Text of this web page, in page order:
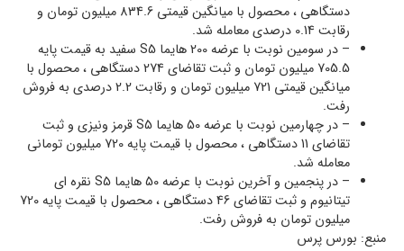
دستگاهی ، محصول با میانگین قیمتی 834.6 میلیون تومان و
رقابت 0.14 درصدی معامله شد.
– در سومین نوبت با عرضه 200 هایما S5 سفید به قیمت پایه
705.5 میلیون تومان و ثبت تقاضای 274 دستگاهی ، محصول با
میانگین قیمتی 721 میلیون تومان و رقابت 2.2 درصدی به فروش
رفت.
– در چهارمین نوبت با عرضه 50 هایما S5 قرمز ونیزی و ثبت
تقاضای 11 دستگاهی ، محصول با قیمت پایه 720 میلیون تومانی
معامله شد.
– در پنجمین و آخرین نوبت با عرضه 50 هایما S5 نقره ای
تیتانیوم و ثبت تقاضای 46 دستگاهی ، محصول با قیمت پایه 720
میلیون تومان به فروش رفت.
منبع: بورس پرس